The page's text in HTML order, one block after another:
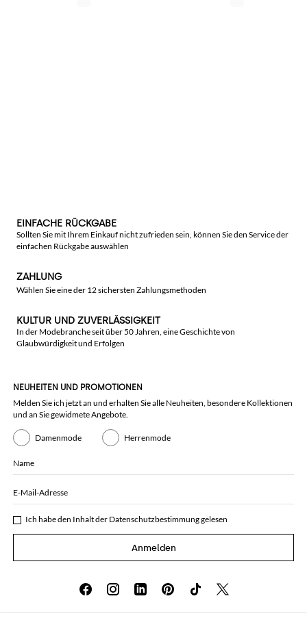
EINFACHE RÜCKGABE
Sollten Sie mit Ihrem Einkauf nicht zufrieden sein, können Sie den Service der
einfachen Rückgabe auswählen
ZAHLUNG
Wählen Sie eine der 12 sichersten Zahlungsmethoden
KULTUR UND ZUVERLÄSSIGKEIT
In der Modebranche seit über 50 Jahren, eine Geschichte von
Glaubwürdigkeit und Erfolgen
NEUHEITEN UND PROMOTIONEN
Melden Sie ich jetzt an und erhalten Sie alle Neuheiten, besondere Kollektionen
und an Sie gewidmete Angebote.
Damenmode Herrenmode
Name
E-Mail-Adresse
Ich habe den Inhalt der Datenschutzbestimmunggelesen
Anmelden